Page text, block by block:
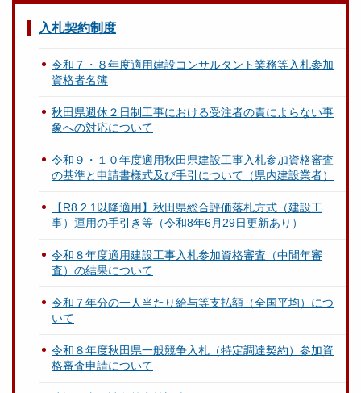
入札契約制度
令和７・８年度適用建設コンサルタント業務等入札参加
資格者名簿
秋田県週休２日制工事における受注者の責によらない事
象への対応について
令和９・１０年度適用秋田県建設工事入札参加資格審査
の基準と申請書様式及び手引について（県内建設業者）
【R8.2.1以降適用】秋田県総合評価落札方式（建設工
事）運用の手引き等（令和8年6月29日更新あり）
令和８年度適用建設工事入札参加資格審査（中間年審
査）の結果について
令和７年分の一人当たり給与等支払額（全国平均）につ
いて
令和８年度秋田県一般競争入札（特定調達契約）参加資
格審査申請について